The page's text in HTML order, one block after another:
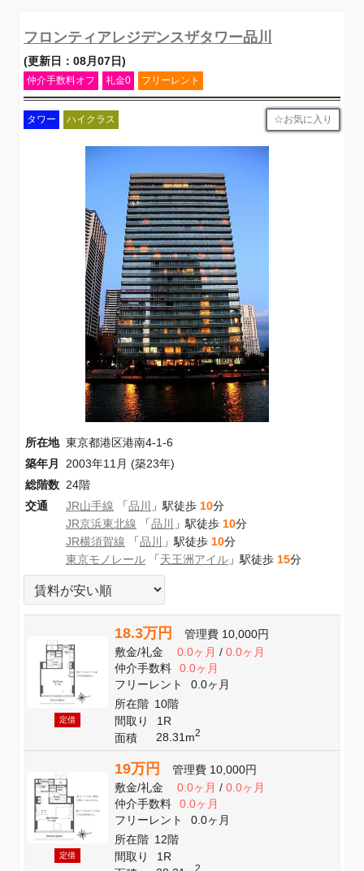
フロンティアレジデンスザタワー品川
(更新日：08月07日)
仲介手数料オフ 礼金0 フリーレント
タワー ハイクラス お気に入り
所在地 東京都港区港南4-1-6
築年月
2003年11月 (築23年)
総階数 24階
交通
JR山手線 「品川 」駅徒歩 10分
JR京浜東北線 「品川 」駅徒歩 10分
JR横須賀線 「品川 」駅徒歩 10分
東京モノレール 「天王洲アイル 」駅徒歩 15分
定借
18.3万円 管理費 10,000円
敷金/礼金 0.0ヶ月/ 0.0ヶ月
仲介手数料
0.0ヶ月
フリーレント
0.0ヶ月
所在階 10階
間取り
1R
面積
28.31m2
定借
19万円 管理費 10,000円
敷金/礼金 0.0ヶ月/ 0.0ヶ月
仲介手数料
0.0ヶ月
フリーレント
0.0ヶ月
所在階 12階
間取り
1R
2